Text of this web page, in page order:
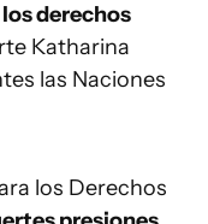
derechos
Katharina
las Naciones
los Derechos